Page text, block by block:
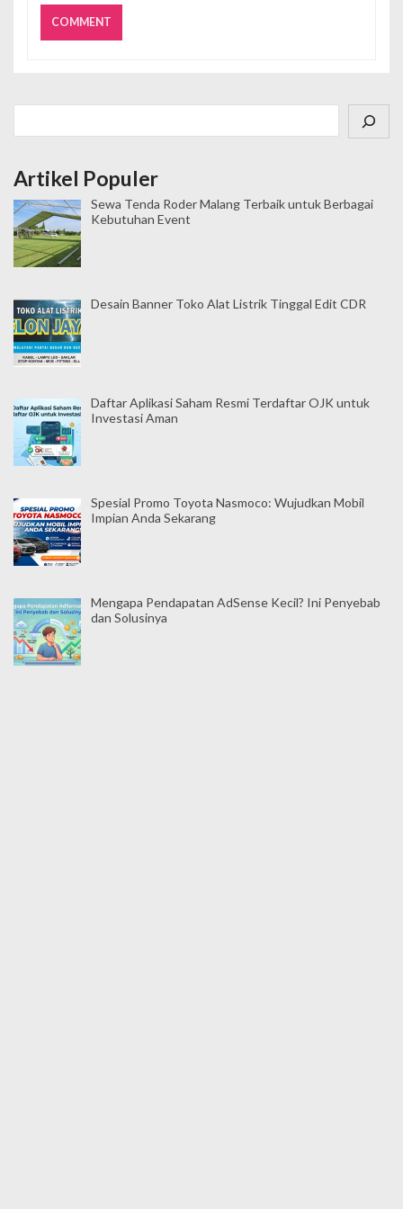
Artikel Populer
Sewa Tenda Roder Malang Terbaik untuk Berbagai
Kebutuhan Event
Desain Banner Toko Alat Listrik Tinggal Edit CDR
Daftar Aplikasi Saham Resmi Terdaftar OJK untuk
Investasi Aman
Spesial Promo Toyota Nasmoco: Wujudkan Mobil
Impian Anda Sekarang
Mengapa Pendapatan AdSense Kecil? Ini Penyebab
dan Solusinya